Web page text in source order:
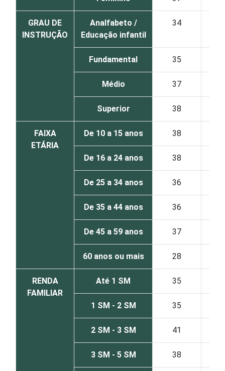
GRAU DE
INSTRUÇÃO
Analfabeto /
Educação infantil
34
Fundamental 35
Médio 37
Superior 38
FAIXA
ETÁRIA
De 10 a 15 anos 38
De 16 a 24 anos 38
De 25 a 34 anos 36
De 35 a 44 anos 36
De 45 a 59 anos 37
60 anos ou mais 28
RENDA
FAMILIAR
Até 1 SM 35
1 SM - 2 SM 35
2 SM - 3 SM 41
3 SM - 5 SM 38